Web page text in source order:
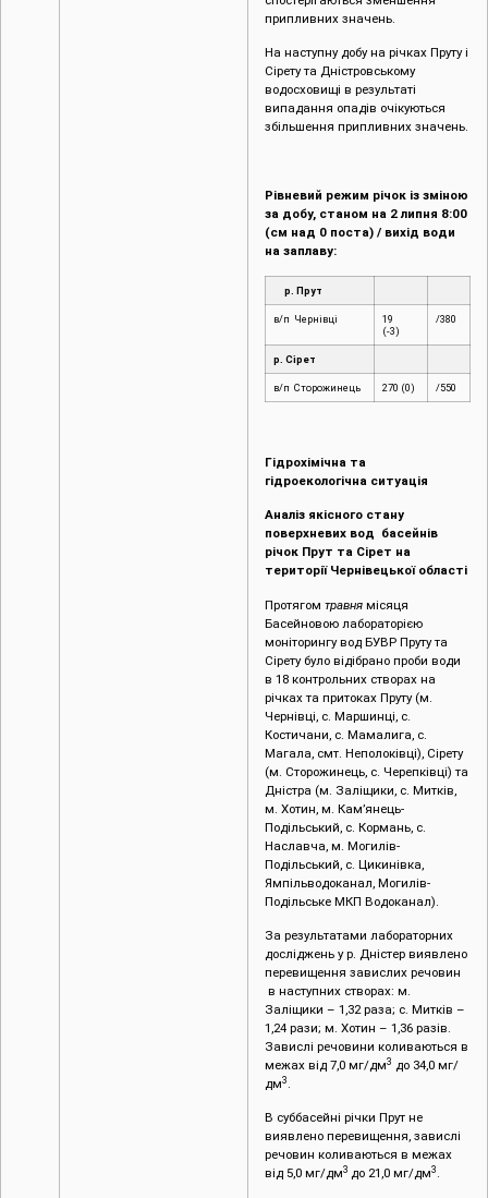
припливних значень.
На наступну добу на річках Пруту і
Сірету та Дністровському
водосховищі в результаті
випадання опадів очікуються
збільшення припливних значень.
Рівневий режим річок із зміною
за добу, станом на 2 липня 8:00
(см над 0 поста) / вихід води
на заплаву:
р. Прут
в/п Чернівці
19
(-3)
/380
р. Сірет
в/п Сторожинець 270 (0) /550
Гідрохімічна та
гідроекологічна ситуація
Аналіз якісного стану
поверхневих вод басейнів
річок Прут та Сірет на
території Чернівецької області
Протягом травня місяця
Басейновою лабораторією
моніторингу вод БУВР Пруту та
Сірету було відібрано проби води
в 18 контрольних створах на
річках та притоках Пруту (м.
Чернівці, c. Маршинці, с.
Костичани, с. Мамалига, с.
Магала, смт. Неполоківці), Сірету
(м. Сторожинець, с. Черепківці) та
Дністра (м. Заліщики, с. Митків,
м. Хотин, м. Кам’янець-
Подільський, с. Кормань, с.
Наславча, м. Могилів-
Подільський, с. Цикинівка,
Ямпільводоканал, Могилів-
Подільське МКП Водоканал).
За результатами лабораторних
досліджень у р. Дністер виявлено
перевищення завислих речовин
в наступних створах: м.
Заліщики – 1,32 раза; с. Митків ­­–
1,24 рази; м. Хотин ­– 1,36 разів.
Завислі речовини коливаються в
межах від 7,0 мг/дм3 до 34,0 мг/
дм3 .
В суббасейні річки Прут не
виявлено перевищення, завислі
речовин коливаються в межах
від 5,0 мг/дм3 до 21,0 мг/дм3 .